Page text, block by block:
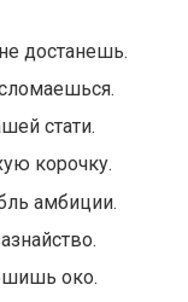
достанешь.
стати.
корочку.
амбиции.
око.